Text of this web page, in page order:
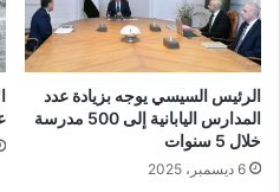
الرئيس السيسي يوجه بزيادة عدد
المدارس اليابانية إلى 500 مدرسة
خلال 5 سنوات
6 ديسمبر، 2025